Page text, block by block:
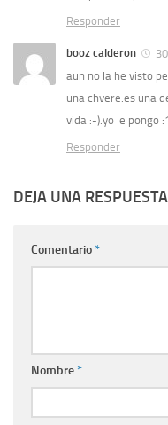
Responder
booz calderon
aun no la he visto
una chvere.es una
vida :-).yo le pongo
Responder
DEJA UNA RESPUESTA
Comentario*
Nombre*